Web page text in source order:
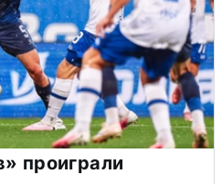
проиграли